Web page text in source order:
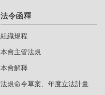
法令函釋
組織規程
本會主管法規
本會解釋
法規命令草案、年度立法計畫